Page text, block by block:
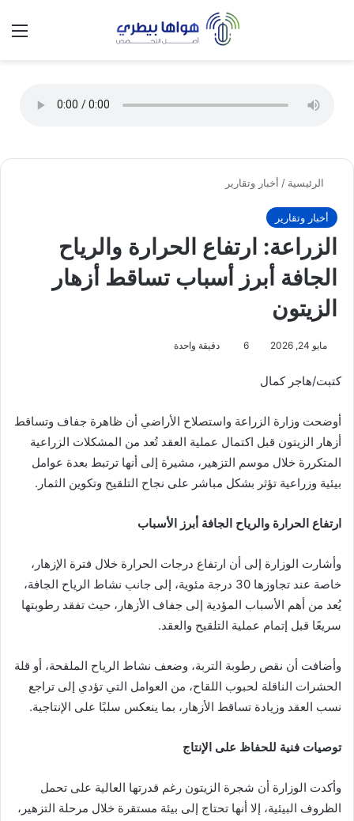
الوضع
الرئيسية / أخبار وتقارير
أخبار وتقارير
الزراعة: ارتفاع الحرارة والرياح
الجافة أبرز أسباب تساقط أزهار
الزيتون
مايو 24, 2026 6 دقيقة واحدة
كتبت/هاجر كمال
أوضحت وزارة الزراعة واستصلاح الأراضي أن ظاهرة جفاف وتساقط
أزهار الزيتون قبل اكتمال عملية العقد تُعد من المشكلات الزراعية
المتكررة خلال موسم التزهير، مشيرة إلى أنها ترتبط بعدة عوامل
بيئية وزراعية تؤثر بشكل مباشر على نجاح التلقيح وتكوين الثمار.
ارتفاع الحرارة والرياح الجافة أبرز الأسباب
وأشارت الوزارة إلى أن ارتفاع درجات الحرارة خلال فترة الإزهار،
خاصة عند تجاوزها 30 درجة مئوية، إلى جانب نشاط الرياح الجافة،
يُعد من أهم الأسباب المؤدية إلى جفاف الأزهار، حيث تفقد رطوبتها
سريعًا قبل إتمام عملية التلقيح والعقد.
وأضافت أن نقص رطوبة التربة، وضعف نشاط الرياح الملقحة، أو قلة
الحشرات الناقلة لحبوب اللقاح، من العوامل التي تؤدي إلى تراجع
نسب العقد وزيادة تساقط الأزهار، بما ينعكس سلبًا على الإنتاجية.
توصيات فنية للحفاظ على الإنتاج
وأكدت الوزارة أن شجرة الزيتون رغم قدرتها العالية على تحمل
الظروف البيئية، إلا أنها تحتاج إلى بيئة مستقرة خلال مرحلة التزهير،